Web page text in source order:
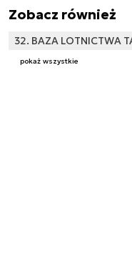
Zobacz również
32. BAZA LOTNICTWA
pokaż wszystkie